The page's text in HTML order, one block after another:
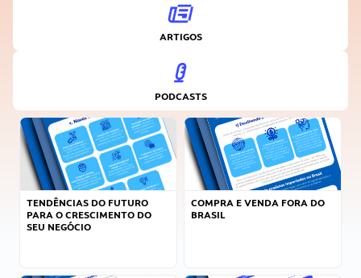
ARTIGOS
PODCASTS
TENDÊNCIAS DO FUTURO
PARA O CRESCIMENTO DO
SEU NEGÓCIO
COMPRA E VENDA FORA DO
BRASIL